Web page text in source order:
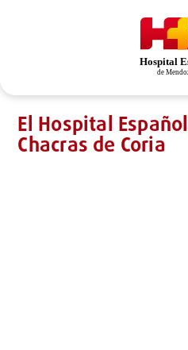
El Hospital
Chacras de Coria